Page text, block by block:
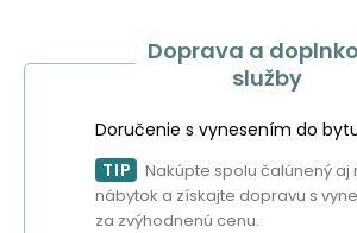
Doprava a
služby
Doručenie s vynesením do
TIP
Nakúpte spolu čalúnený aj
nábytok a získajte dopravu s
za zvýhodnenú cenu.